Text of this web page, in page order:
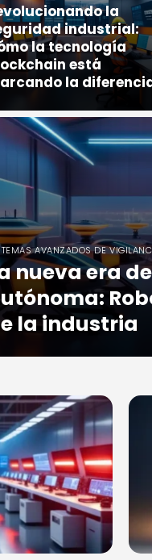
la
industrial:
la tecnología
está
la
AVANZADOS DE
nueva era
la industria